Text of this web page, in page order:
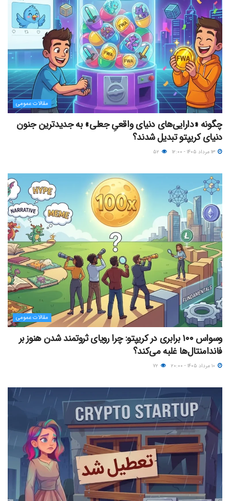
مقالات عمومی
چگونه «دارایی‌های دنیای واقعیِ جعلی» به جدیدترین جنون
دنیای کریپتو تبدیل شدند؟
مقالات عمومی
وسواس ۱۰۰ برابری در کریپتو: چرا رویای ثروتمند شدن هنوز بر
فاندامنتال‌ها غلبه می‌کند؟